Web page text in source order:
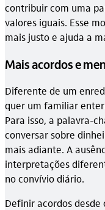
contribuir com uma
valores iguais. Esse
mais justo e ajuda a
Mais acordos e
Diferente de um
quer um familiar
Para isso, a palavra-
conversar sobre
mais adiante. A
interpretações
no convívio diário.
Definir acordos